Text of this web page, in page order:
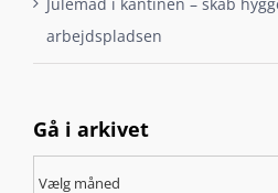
arbejdspladsen
Gå i arkivet